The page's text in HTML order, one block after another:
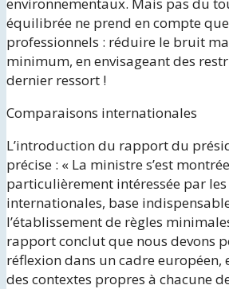
équilibrée ne prend en compte
professionnels : réduire le bruit
minimum, en envisageant des
dernier ressort !
Comparaisons internationales
L’introduction du rapport du
précise : « La ministre s’est
particulièrement intéressée par
internationales, base
l’établissement de règles
rapport conclut que nous devons
réflexion dans un cadre européen,
des contextes propres à chacune